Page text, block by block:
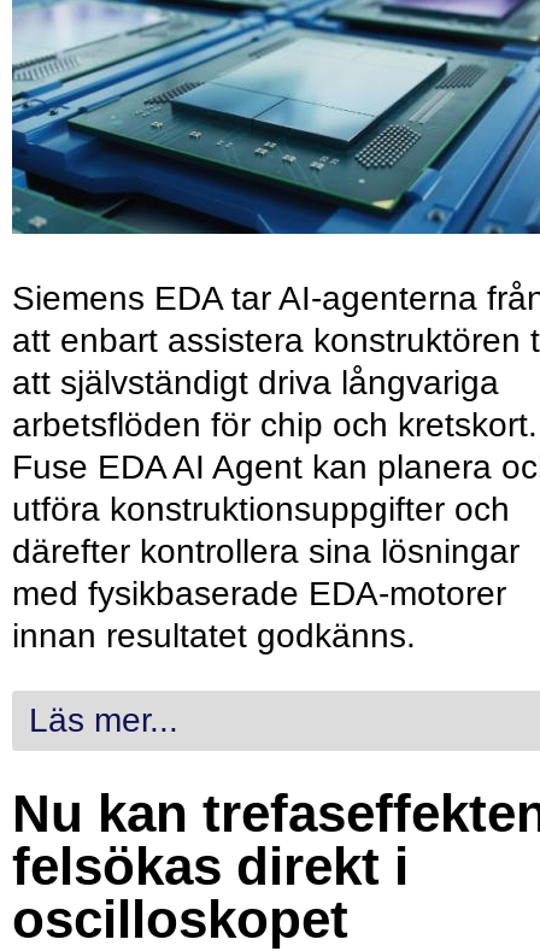
Siemens EDA tar AI-agenterna
att enbart assistera konstruktören
att självständigt driva långvariga
arbetsflöden för chip och kretskort.
Fuse EDA AI Agent kan planera
utföra konstruktionsuppgifter och
därefter kontrollera sina lösningar
med fysikbaserade EDA-motorer
innan resultatet godkänns.
Läs mer...
Nu kan
felsökas direkt i
oscilloskopet